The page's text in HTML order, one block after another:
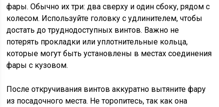
фары. Обычно их три: два сверху и один сбоку, рядом с
колесом. Используйте головку с удлинителем, чтобы
достать до труднодоступных винтов. Важно не
потерять прокладки или уплотнительные кольца,
которые могут быть установлены в местах соединения
фары с кузовом.
После откручивания винтов аккуратно вытяните фару
из посадочного места. Не торопитесь, так как она